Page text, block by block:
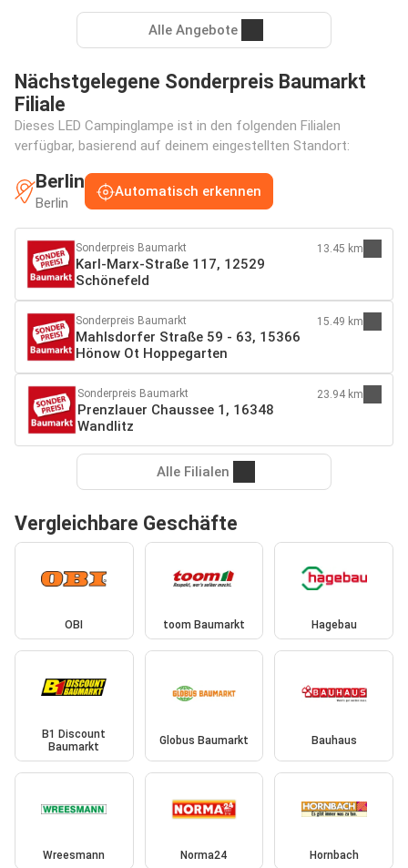
Alle Angebote
Nächstgelegene Sonderpreis Baumarkt
Filiale
Dieses LED Campinglampe ist in den folgenden Filialen
verfügbar, basierend auf deinem eingestellten Standort:
Berlin
Berlin
Automatisch erkennen
Sonderpreis Baumarkt
Karl-Marx-Straße 117, 12529
Schönefeld
13.45 km
Sonderpreis Baumarkt
Mahlsdorfer Straße 59 - 63, 15366
Hönow Ot Hoppegarten
15.49 km
Sonderpreis Baumarkt
Prenzlauer Chaussee 1, 16348
Wandlitz
23.94 km
Alle Filialen
Vergleichbare Geschäfte
OBI toom Baumarkt Hagebau
B1 Discount
Baumarkt
Globus Baumarkt Bauhaus
Wreesmann Norma24 Hornbach